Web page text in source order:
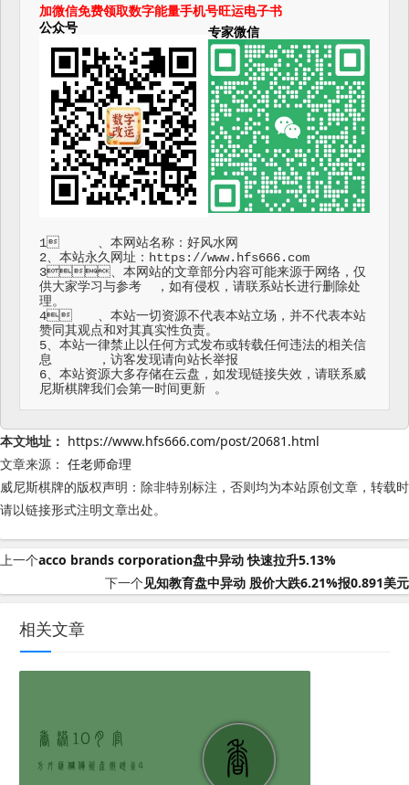
加微信免费领取数字能量手机号旺运电子书
公众号
专家微信
1	、本网站名称：好风水网
2、本站永久网址：https://www.hfs666.com
3、本网站的文章部分内容可能来源于网络，仅
供大家学习与参考	，如有侵权，请联系站长进行删除处
理。
4	、本站一切资源不代表本站立场，并不代表本站
赞同其观点和对其真实性负责。
5、本站一律禁止以任何方式发布或转载任何违法的相关信
息	，访客发现请向站长举报
6、本站资源大多存储在云盘，如发现链接失效，请联系威
尼斯棋牌我们会第一时间更新	。
本文地址： https://www.hfs666.com/post/20681.html
文章来源： 任老师命理
威尼斯棋牌的版权声明： 除非特别标注，否则均为本站原创文章，转载时
请以链接形式注明文章出处。
上一个acco brands corporation盘中异动 快速拉升5.13%
下一个见知教育盘中异动 股价大跌6.21%报0.891美元
相关文章